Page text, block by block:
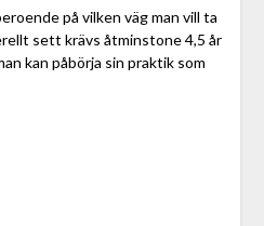
på vilken väg man vill ta
sett krävs åtminstone 4,5 år
kan påbörja sin praktik som